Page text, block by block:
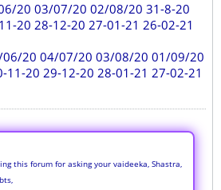
20 03/07/20 02/08/20 31-8-20
20 28-12-20 27-01-21 26-02-21
06/20 04/07/20 03/08/20 01/09/20
20 29-12-20 28-01-21 27-02-21
this forum for asking your vaideeka, Shastra,